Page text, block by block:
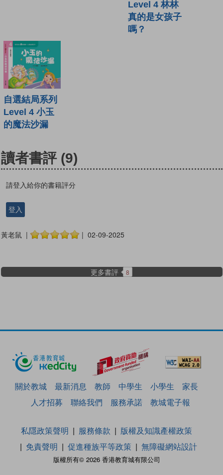
Level 4 林林
真的是女孩子
嗎？
自選結局系列
Level 4 小玉
的魔法沙漏
讀者書評 (9)
請登入給你的書籍評分
登入
黃老鼠 | | 02-09-2025
更多書評 8
關於教城 最新消息 教師 中學生 小學生
家長
人才招募
聯絡我們 服務承諾 教城電子報
版權所有© 2026 香港教育城有限公司
私隱政策聲明 服務條款
版權及知識產權政策
免責聲明
促進種族平等政策 無障礙網站設計